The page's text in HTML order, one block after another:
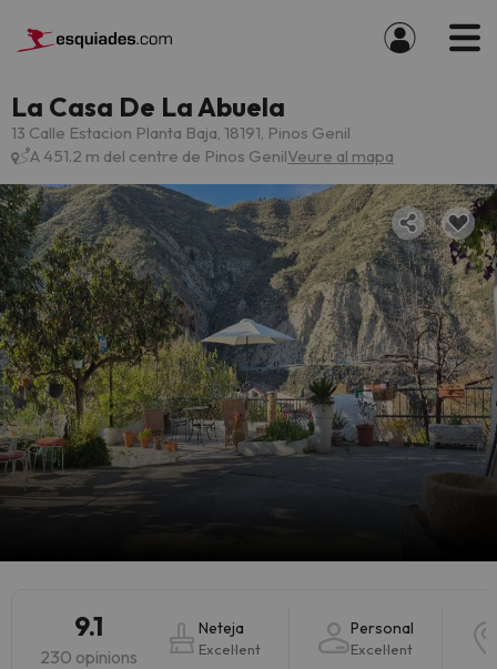
La Casa De La Abuela
13 Calle Estacion Planta Baja, 18191, Pinos Genil
A 451.2 m del centre de Pinos GenilVeure al mapa
9.1
230 opinions
Neteja
Excel·lent
Personal
Excel·lent